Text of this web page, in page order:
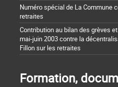
Numéro spécial de La Commune
retraites
Contribution au bilan des grèves
mai-juin 2003 contre la
Fillon sur les retraites
Formation,